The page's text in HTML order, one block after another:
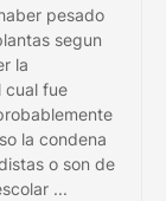
pesado
segun
la
cual fue
la condena
o son de
...